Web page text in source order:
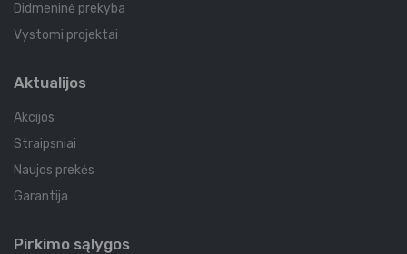
Didmeninė prekyba
Vystomi projektai
Aktualijos
Akcijos
Straipsniai
Naujos prekės
Garantija
Pirkimo sąlygos